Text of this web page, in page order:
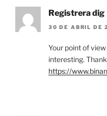
Registrera dig
30 DE ABRIL DE
Your point of
interesting.
https://